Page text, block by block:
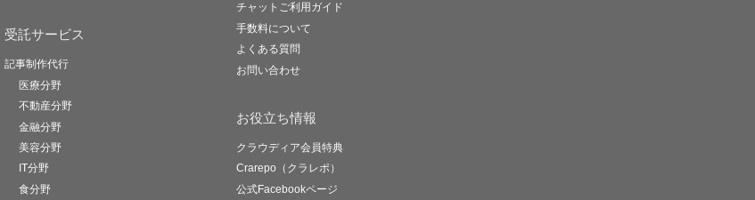
受託サービス
記事制作代行
医療分野
不動産分野
金融分野
美容分野
IT分野
食分野
チャットご利用ガイド
手数料について
よくある質問
お問い合わせ
お役立ち情報
クラウディア会員特典
Crarepo（クラレポ）
公式Facebookページ